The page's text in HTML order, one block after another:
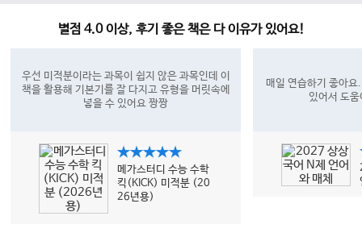
별점 4.0 이상, 후기 좋은 책은 다 이유가 있어요!
우선 미적분이라는 과목이 쉽지 않은 과목인데 이
책을 활용해 기본기를 잘 다지고 유형을 머릿속에
넣을 수 있어요 짱짱
★★★★★
메가스터디 수능 수학
킥(KICK) 미적분 (20
26년용)
매일 연습하기 좋아
있어서 도